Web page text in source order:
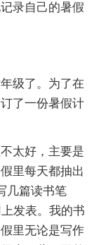
录自己的暑假
级了。为了在
了一份暑假计
太好，主要是
里每天都抽出
几篇读书笔
发表。我的书
里无论是写作